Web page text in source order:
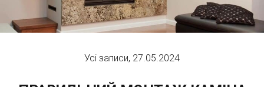
Усі записи, 27.05.2024